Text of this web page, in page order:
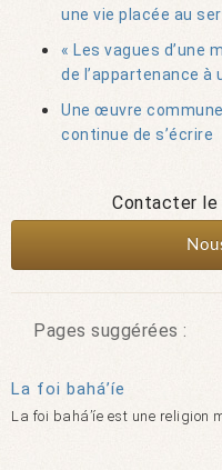
une vie placée au
« Les vagues d’une
de l’appartenance
Une œuvre commune
continue de s’écrire
Contacter le
Pages suggérées :
La foi bahá’íe
La foi bahá’íe est une religion